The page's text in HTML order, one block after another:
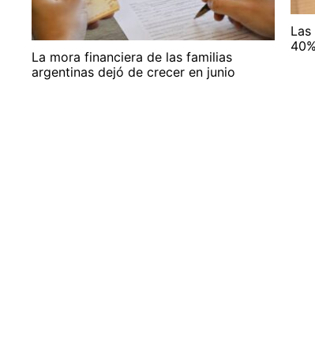
La mora financiera de las familias
argentinas dejó de crecer en junio